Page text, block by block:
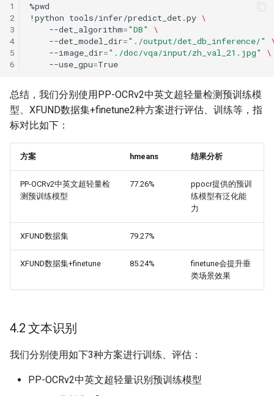
1
2
3
4
5
6
!python tools/infer/predict_det.py \
--det_algorithm="DB"
\
--det_model_dir="./output/det_db_inference/"
--image_dir="./doc/vqa/input/zh_val_21.jpg"
\
--use_gpu=
总结，我们分别使用PP-OCRv2中英文超轻量检测预训练模
型、XFUND数据集+finetune2种方案进行评估、训练等，指
标对比如下：
方案 hmeans 结果分析
PP-OCRv2中英文超轻量检
测预训练模型
77.26%
ppocr提供的预训
练模型有泛化能
力
XFUND数据集 79.27%
XFUND数据集+finetune 85.24%
finetune会提升垂
类场景效果
4.2 文本识别
我们分别使用如下3种方案进行训练、评估：
PP-OCRv2中英文超轻量识别预训练模型